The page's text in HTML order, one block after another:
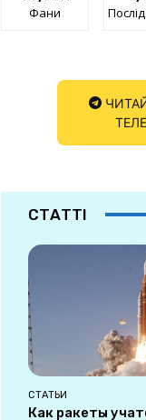
Фани
СТАТТІ
СТАТЬИ
Как ракеты